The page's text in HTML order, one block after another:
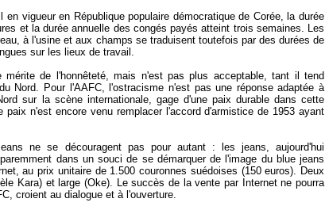
vigueur en République populaire démocratique de Corée, la durée
et la durée annuelle des congés payés atteint trois semaines. Les
à l'usine et aux champs se traduisent toutefois par des durées de
sur les lieux de travail.
mérite de l'honnêteté, mais n'est pas plus acceptable, tant il tend
Nord. Pour l'AAFC, l'ostracisme n'est pas une réponse adaptée à
sur la scène internationale, gage d'une paix durable dans cette
paix n'est encore venu remplacer l'accord d'armistice de 1953 ayant
ne se découragent pas pour autant : les jeans, aujourd'hui
dans un souci de se démarquer de l'image du blue jeans
au prix unitaire de 1.500 couronnes suédoises (150 euros). Deux
Kara) et large (Oke). Le succès de la vente par Internet ne pourra
croient au dialogue et à l'ouverture.